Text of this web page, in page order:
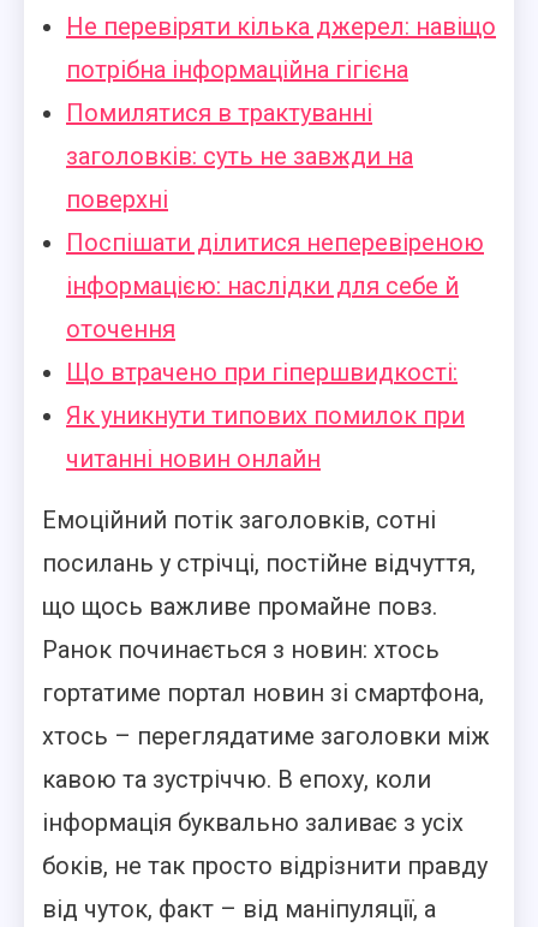
Не перевіряти кілька джерел: навіщо
потрібна інформаційна гігієна
Помилятися в трактуванні
заголовків: суть не завжди на
поверхні
Поспішати ділитися неперевіреною
інформацією: наслідки для себе й
оточення
Що втрачено при гіпершвидкості:
Як уникнути типових помилок при
читанні новин онлайн
Емоційний потік заголовків, сотні
посилань у стрічці, постійне відчуття,
що щось важливе промайне повз.
Ранок починається з новин: хтось
гортатиме портал новин зі смартфона,
хтось – переглядатиме заголовки між
кавою та зустріччю. В епоху, коли
інформація буквально заливає з усіх
боків, не так просто відрізнити правду
від чуток, факт – від маніпуляції, а